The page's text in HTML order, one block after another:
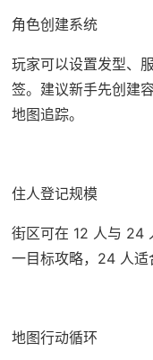
角色创建系统
玩家可以设置发型、
签。建议新手先创建
地图追踪。
住人登记规模
街区可在 12 人与 24
一目标攻略，24 人适
地图行动循环